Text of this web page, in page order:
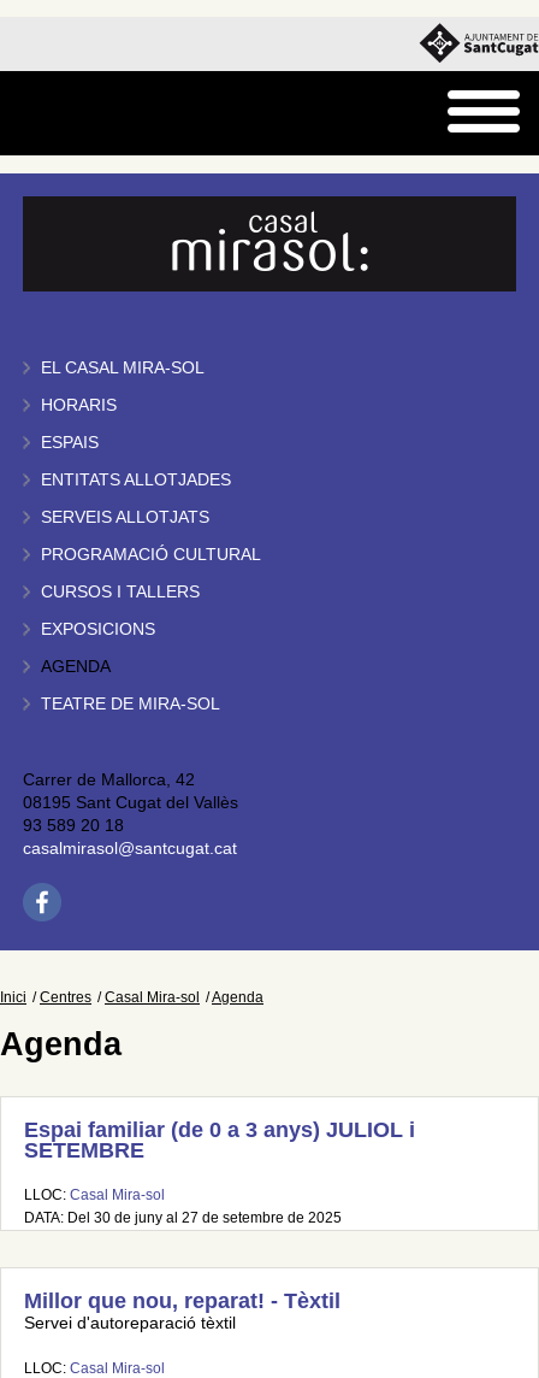
EL CASAL MIRA-SOL
HORARIS
ESPAIS
ENTITATS ALLOTJADES
SERVEIS ALLOTJATS
PROGRAMACIÓ CULTURAL
CURSOS I TALLERS
EXPOSICIONS
AGENDA
TEATRE DE MIRA-SOL
Carrer de Mallorca, 42
08195 Sant Cugat del Vallès
93 589 20 18
casalmirasol@santcugat.cat
Inici Centres Casal Mira-sol Agenda
Agenda
Espai familiar (de 0 a 3 anys) JULIOL i
SETEMBRE
LLOC: Casal Mira-sol
DATA: Del 30 de juny al 27 de setembre de 2025
Millor que nou, reparat! - Tèxtil
Servei d'autoreparació tèxtil
LLOC: Casal Mira-sol